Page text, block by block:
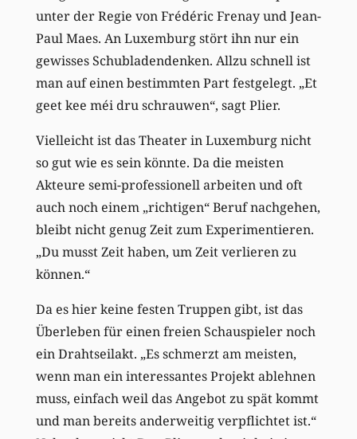
unter der Regie von Frédéric Frenay und Jean-
Paul Maes. An Luxemburg stört ihn nur ein
gewisses Schubladendenken. Allzu schnell ist
man auf einen bestimmten Part festgelegt. „Et
geet kee méi dru schrauwen“, sagt Plier.
Vielleicht ist das Theater in Luxemburg nicht
so gut wie es sein könnte. Da die meisten
Akteure semi-professionell arbeiten und oft
auch noch einem „richtigen“ Beruf nachgehen,
bleibt nicht genug Zeit zum Experimentieren.
„Du musst Zeit haben, um Zeit verlieren zu
können.“
Da es hier keine festen Truppen gibt, ist das
Überleben für einen freien Schauspieler noch
ein Drahtseilakt. „Es schmerzt am meisten,
wenn man ein interessantes Projekt ablehnen
muss, einfach weil das Angebot zu spät kommt
und man bereits anderweitig verpflichtet ist.“